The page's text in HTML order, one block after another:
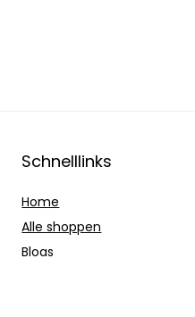
Schnelllinks
Home
Alle shoppen
Blogs